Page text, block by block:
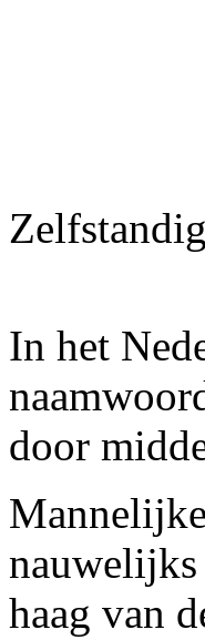
In het
door
nauwelijks
haag van